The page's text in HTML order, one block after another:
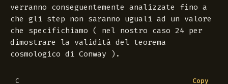
verranno conseguentemente analizzate fino a
che gli step non saranno uguali ad un valore
che specifichiamo ( nel nostro caso 24 per
dimostrare la validità del teorema
cosmologico di Conway ).
C Copy